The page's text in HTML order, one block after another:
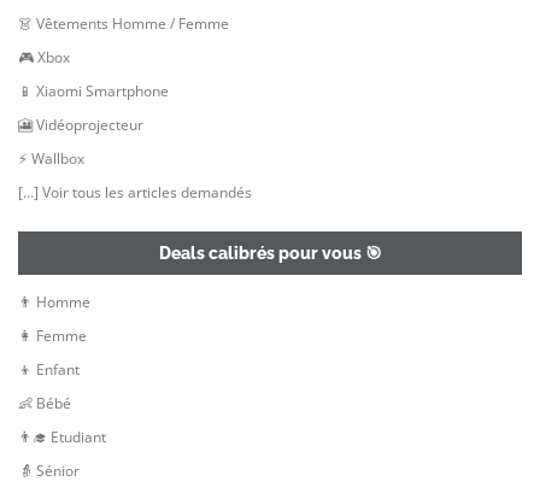
👗 Vêtements Homme / Femme
🎮 Xbox
📱 Xiaomi Smartphone
🎦 Vidéoprojecteur
⚡ Wallbox
[…] Voir tous les articles demandés
Deals calibrés pour vous 🎯
👨 Homme
👩 Femme
👦 Enfant
👶 Bébé
👨‍🎓 Etudiant
👵 Sénior